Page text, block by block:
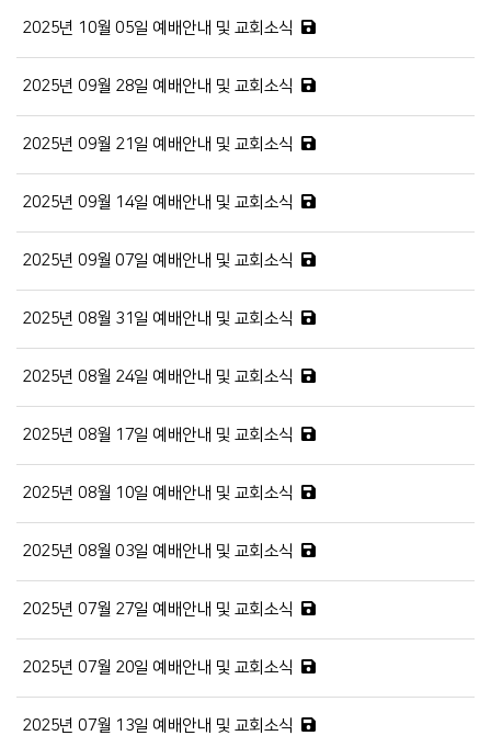
2025년 10월 05일 예배안내 및 교회소식
2025년 09월 28일 예배안내 및 교회소식
2025년 09월 21일 예배안내 및 교회소식
2025년 09월 14일 예배안내 및 교회소식
2025년 09월 07일 예배안내 및 교회소식
2025년 08월 31일 예배안내 및 교회소식
2025년 08월 24일 예배안내 및 교회소식
2025년 08월 17일 예배안내 및 교회소식
2025년 08월 10일 예배안내 및 교회소식
2025년 08월 03일 예배안내 및 교회소식
2025년 07월 27일 예배안내 및 교회소식
2025년 07월 20일 예배안내 및 교회소식
2025년 07월 13일 예배안내 및 교회소식